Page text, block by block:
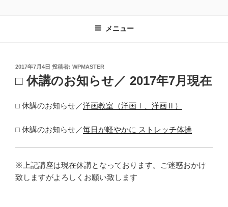
メニュー
投
日:
2017年7月4日 投稿者: WPMASTER
□ 休講のお知らせ／ 2017年7月現在
□ 休講のお知らせ／洋画教室（洋画Ⅰ、洋画Ⅱ）
□ 休講のお知らせ／毎日が軽やかに ストレッチ体操
※上記講座は現在休講となっております。ご迷惑おかけ
致しますがよろしくお願い致します